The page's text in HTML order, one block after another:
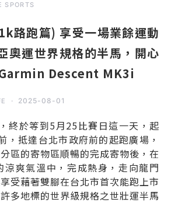
SPORTS
路跑篇) 享受一場業餘運動
奧運世界規格的半馬，開心
Descent MK3i
2025-08-01
終於等到5月25比賽日這一天，起
，抵達台北市政府前的起跑廣場，
區的寄物區順暢的完成寄物後，在
涼爽氣溫中，完成熱身，走向龍門
受藉著雙腳在台北市首次能跑上市
多地標的世界級規格之世壯運半馬